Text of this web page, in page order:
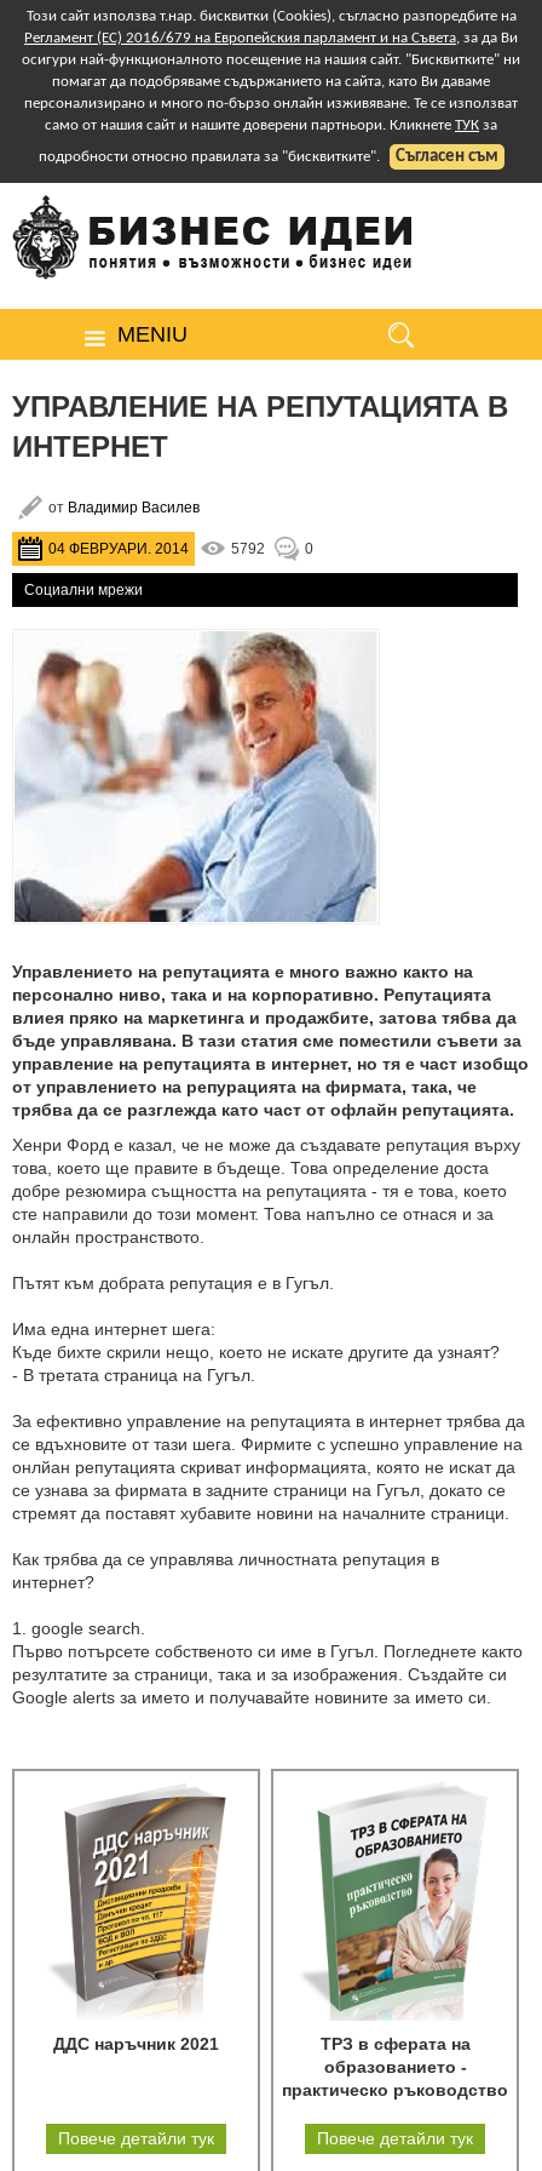
Този сайт използва т.нар. бисквитки (Cookies), съгласно разпоредбите на
Регламент (ЕС) 2016/679 на Европейския парламент и на Съвета, за да Ви
осигури най-функционалното посещение на нашия сайт. "Бисквитките" ни
помагат да подобряваме съдържанието на сайта, като Ви даваме
персонализирано и много по-бързо онлайн изживяване. Те се използват
само от нашия сайт и нашите доверени партньори. Кликнете ТУК за
подробности относно правилата за "бисквитките".
Съгласен съм
MENIU
УПРАВЛЕНИЕ НА РЕПУТАЦИЯТА В
ИНТЕРНЕТ
от Владимир Василев
5792 0
04 ФЕВРУАРИ. 2014
Социални мрежи
Управлението на репутацията е много важно както на
персонално ниво, така и на корпоративно. Репутацията
влиея пряко на маркетинга и продажбите, затова тябва да
бъде управлявана. В тази статия сме поместили съвети за
управление на репутацията в интернет, но тя е част изобщо
от управлението на репурацията на фирмата, така, че
трябва да се разглежда като част от офлайн репутацията.
Хенри Форд е казал, че не може да създавате репутация върху
това, което ще правите в бъдеще. Това определение доста
добре резюмира същността на репутацията - тя е това, което
сте направили до този момент. Това напълно се отнася и за
онлайн пространството.
Пътят към добрата репутация е в Гугъл.
Има една интернет шега:
Къде бихте скрили нещо, което не искате другите да узнаят?
- В третата страница на Гугъл.
За ефективно управление на репутацията в интернет трябва да
се вдъхновите от тази шега. Фирмите с успешно управление на
онлйан репутацията скриват информацията, която не искат да
се узнава за фирмата в задните страници на Гугъл, докато се
стремят да поставят хубавите новини на началните страници.
Как трябва да се управлява личностната репутация в
интернет?
1. google search.
Първо потърсете собственото си име в Гугъл. Погледнете както
резултатите за страници, така и за изображения. Създайте си
Google alerts за името и получавайте новините за името си.
ДДС наръчник 2021
Повече детайли тук
ТРЗ в сферата на
образованието -
практическо ръководство
Повече детайли тук